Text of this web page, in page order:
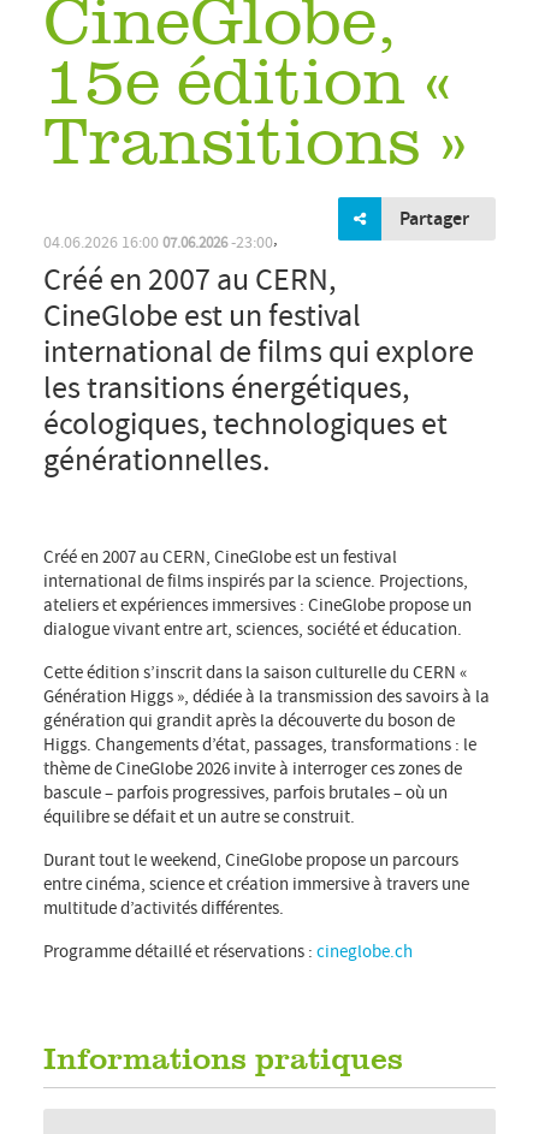
CineGlobe,
15e édition «
Transitions »
Partager
04.06.202616:00 07.06.2026 23:00,
Créé en 2007 au CERN,
CineGlobe est un festival
international de films qui explore
les transitions énergétiques,
écologiques, technologiques et
générationnelles.
Créé en 2007 au CERN, CineGlobe est un festival
international de films inspirés par la science. Projections,
ateliers et expériences immersives : CineGlobe propose un
dialogue vivant entre art, sciences, société et éducation.
Cette édition s’inscrit dans la saison culturelle du CERN «
Génération Higgs », dédiée à la transmission des savoirs à la
génération qui grandit après la découverte du boson de
Higgs. Changements d’état, passages, transformations : le
thème de CineGlobe 2026 invite à interroger ces zones de
bascule – parfois progressives, parfois brutales – où un
équilibre se défait et un autre se construit.
Durant tout le weekend, CineGlobe propose un parcours
entre cinéma, science et création immersive à travers une
multitude d’activités différentes.
Programme détaillé et réservations : cineglobe.ch
Informations pratiques